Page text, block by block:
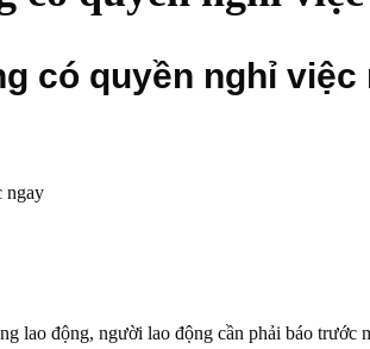
có quyền nghỉ
ngay
động, người lao động cần phải báo trước